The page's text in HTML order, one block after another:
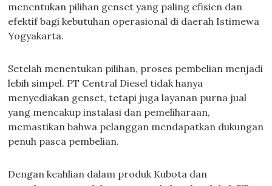
menentukan pilihan genset yang paling efisien dan
efektif bagi kebutuhan operasional di daerah Istimewa
Yogyakarta.
Setelah menentukan pilihan, proses pembelian menjadi
lebih simpel. PT Central Diesel tidak hanya
menyediakan genset, tetapi juga layanan purna jual
yang mencakup instalasi dan pemeliharaan,
memastikan bahwa pelanggan mendapatkan dukungan
penuh pasca pembelian.
Dengan keahlian dalam produk Kubota dan